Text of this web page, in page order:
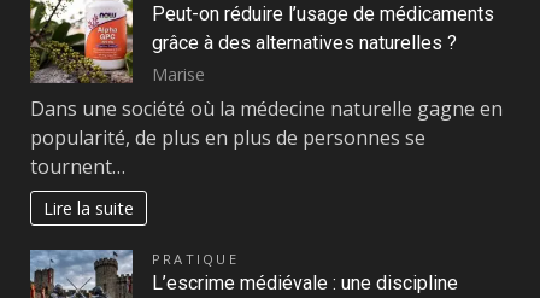
Peut-on réduire l’usage de médicaments
grâce à des alternatives naturelles ?
Marise
Dans une société où la médecine naturelle gagne en
popularité, de plus en plus de personnes se
tournent…
Lire la suite
PRATIQUE
L’escrime médiévale : une discipline